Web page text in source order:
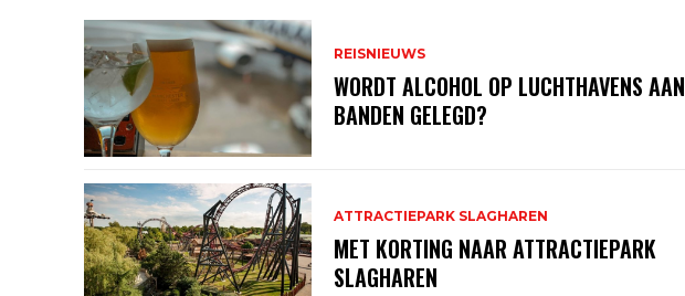
REISNIEUWS
WORDT ALCOHOL OP LUCHTHAVENS AAN
BANDEN GELEGD?
ATTRACTIEPARK SLAGHAREN
MET KORTING NAAR ATTRACTIEPARK
SLAGHAREN